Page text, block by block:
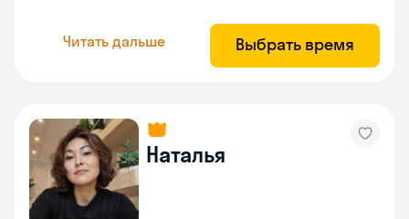
Читать дальше Выбрать время
Наталья